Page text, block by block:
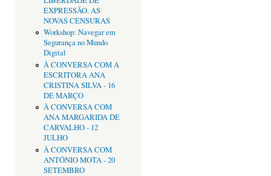
EXPRESSÃO. AS
NOVAS CENSURAS
Workshop: Navegar em
Segurança no Mundo
Digital
À CONVERSA COM A
ESCRITORA ANA
CRISTINA SILVA - 16
DE MARÇO
À CONVERSA COM
ANA MARGARIDA DE
CARVALHO - 12
JULHO
À CONVERSA COM
ANTÓNIO MOTA - 20
SETEMBRO